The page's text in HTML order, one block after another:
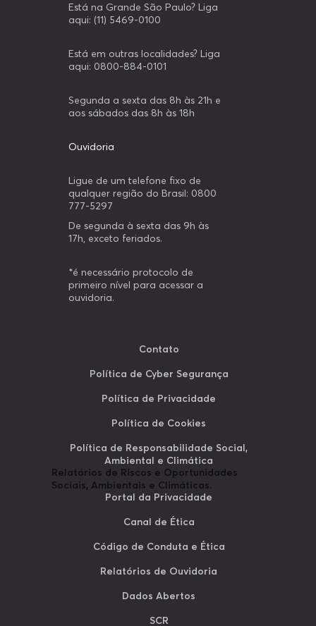
Está na Grande São Paulo? Liga
aqui: (11) 5469-0100
Está em outras localidades? Liga
aqui: 0800-884-0101
Segunda a sexta das 8h às 21h e
aos sábados das 8h às 18h
Ouvidoria
Ligue de um telefone fixo de
qualquer região do Brasil: 0800
777-5297
De segunda à sexta das 9h às
17h, exceto feriados.
*é necessário protocolo de
primeiro nível para acessar a
ouvidoria.
Contato
Política de Cyber Segurança
Política de Privacidade
Política de Cookies
Política de Responsabilidade Social,
Ambiental e Climática
Relatórios de Riscos e Oportunidades
Sociais, Ambientais e Climáticas.
Portal da Privacidade
Canal de Ética
Código de Conduta e Ética
Relatórios de Ouvidoria
Dados Abertos
SCR